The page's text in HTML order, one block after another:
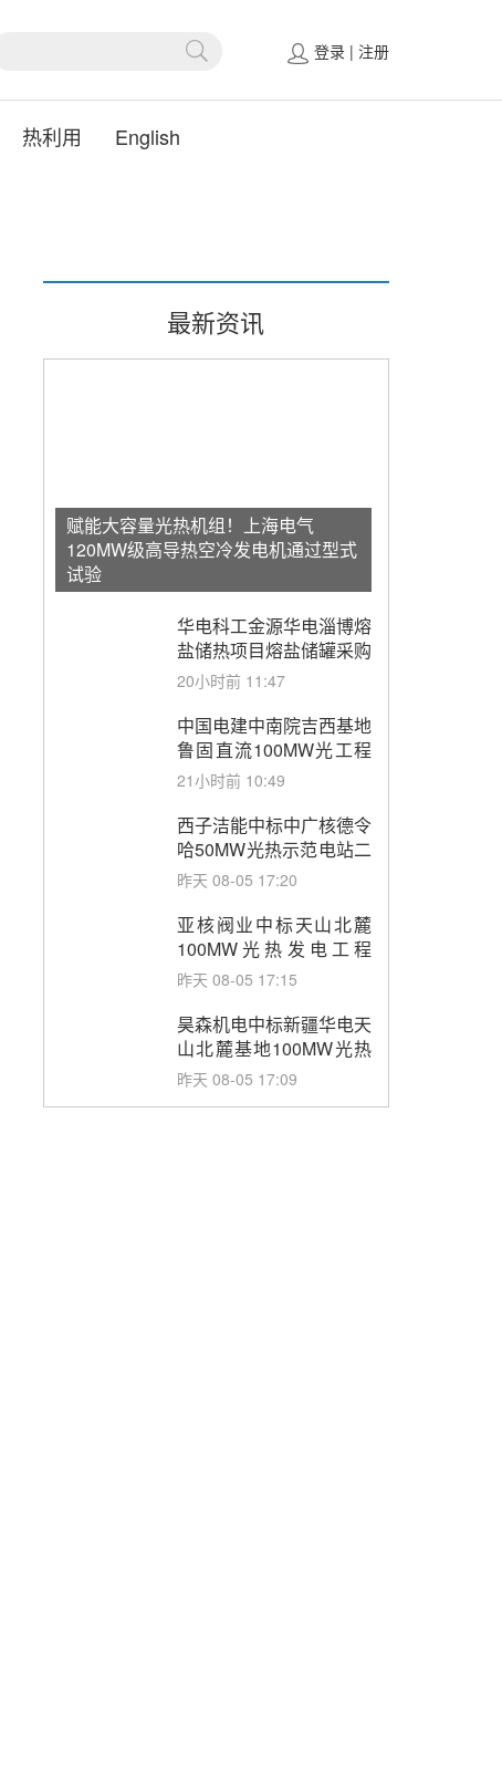
登录 | 注册
热利用 English
最新资讯
赋能大容量光热机组！上海电气
120MW级高导热空冷发电机通过型式
试验
华电科工金源华电淄博熔
盐储热项目熔盐储罐采购
20小时前 11:47
中国电建中南院吉西基地
鲁固直流100MW光工程
性能试验采购
21小时前 10:49
西子洁能中标中广核德令
哈50MW光热示范电站二
列蒸汽发生器设备采购
昨天 08-05 17:20
亚核阀业中标天山北麓
100MW光热发电工程
EPC总承包项目熔盐截
购
昨天 08-05 17:15
昊森机电中标新疆华电天
山北麓基地100MW光热
发电工程EPC总承包项
昨天 08-05 17:09